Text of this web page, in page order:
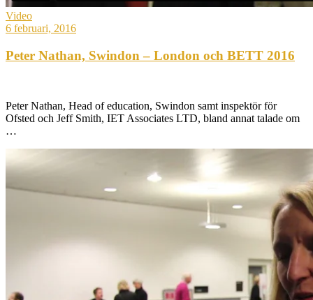
Video
6 februari, 2016
Peter Nathan, Swindon – London och BETT 2016
Peter Nathan, Head of education, Swindon samt inspektör för
Ofsted och Jeff Smith, IET Associates LTD, bland annat talade om
…